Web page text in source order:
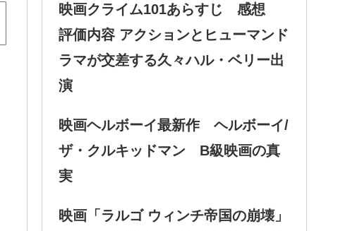
映画クライム101あらすじ 感想
評価内容 アクションとヒューマンド
ラマが交差する久々ハル・ベリー出
演
映画ヘルボーイ最新作 ヘルボーイ/
ザ・クルキッドマン B級映画の真
実
映画「ラルゴ ウィンチ帝国の崩壊」